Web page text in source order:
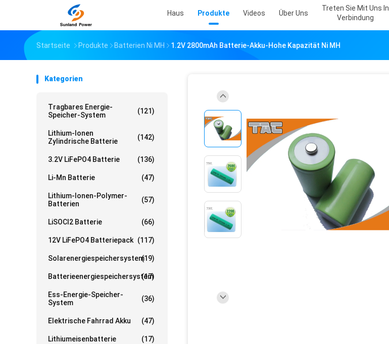
Haus Produkte Videos Über Uns
Treten Sie Mit Uns In
Verbindung
Startseite Produkte Batterien Ni MH 1.2V 2800mAh Batterie-Akku-Hohe Kapazität Ni MH
Kategorien
Tragbares Energie-
Speicher-System
(121)
Lithium-Ionen
Zylindrische Batterie
(142)
3.2V LiFePO4 Batterie (136)
Li-Mn Batterie (47)
Lithium-Ionen-Polymer-
Batterien
(57)
LiSOCl2 Batterie (66)
12V LiFePO4 Batteriepack (117)
Solarenergiespeichersystem(19)
Batterieenergiespeichersystem
(17)
Ess-Energie-Speicher-
System
(36)
Elektrische Fahrrad Akku (47)
Lithiumeisenbatterie (17)